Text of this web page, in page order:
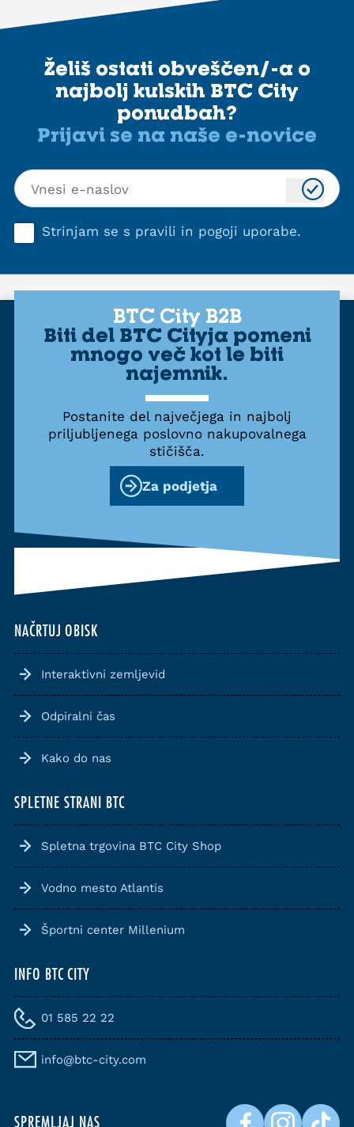
Želiš ostati obveščen/-a o
najbolj kulskih BTC City
ponudbah?
Prijavi se na naše e-novice
Strinjam se s pravili in pogoji uporabe.
NAČRTUJ OBISK
Interaktivni zemljevid
Odpiralni čas
Kako do nas
SPLETNE STRANI BTC
Spletna trgovina BTC City Shop
Vodno mesto Atlantis
Športni center Millenium
INFO BTC CITY
01 585 22 22
info@btc-city.com
SPREMLJAJ NAS
BTC City B2B
Biti del BTC Cityja pomeni
mnogo več kot le biti
najemnik.
Postanite del največjega in najbolj
priljubljenega poslovno nakupovalnega
stičišča.
Za podjetja